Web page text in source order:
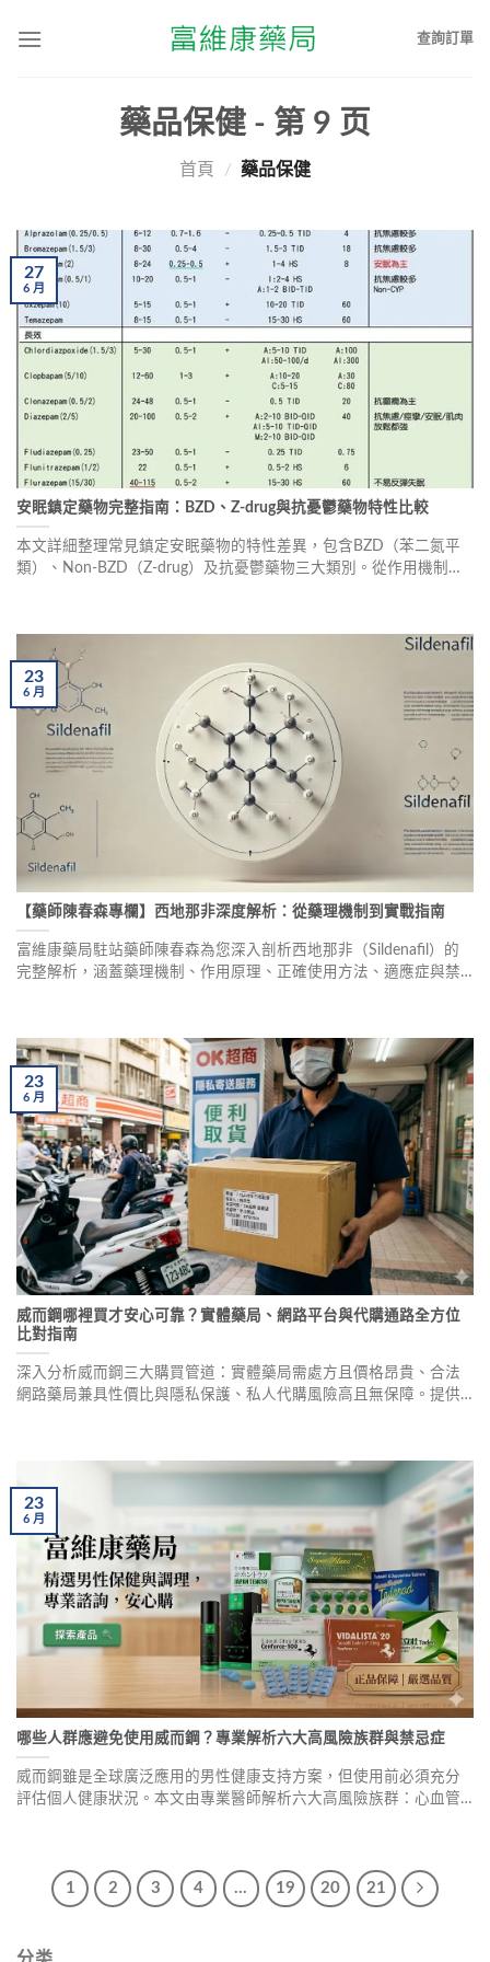
查詢訂單
藥品保健 - 第 9 页
首頁 / 藥品保健
安眠鎮定藥物完整指南：BZD、Z-drug與抗憂鬱藥物特性比較
本文詳細整理常見鎮定安眠藥物的特性差異，包含BZD（苯二氮平
類）、Non-BZD（Z-drug）及抗憂鬱藥物三大類別。從作用機制、
27
6月
【藥師陳春森專欄】西地那非深度解析：從藥理機制到實戰指南
富維康藥局駐站藥師陳春森為您深入剖析西地那非（Sildenafil）的
完整解析，涵蓋藥理機制、作用原理、正確使用方法、適應症與禁
性福與自信。
23
6月
威而鋼哪裡買才安心可靠？實體藥局、網路平台與代購通路全方位
比對指南
深入分析威而鋼三大購買管道：實體藥局需處方且價格昂貴、合法
網路藥局兼具性價比與隱私保護、私人代購風險高且無保障。提供
23
6月
哪些人群應避免使用威而鋼？專業解析六大高風險族群與禁忌症
威而鋼雖是全球廣泛應用的男性健康支持方案，但使用前必須充分
評估個人健康狀況。本文由專業醫師解析六大高風險族群：心血管
23
6月
1 2 3 4 ... 19 20 21